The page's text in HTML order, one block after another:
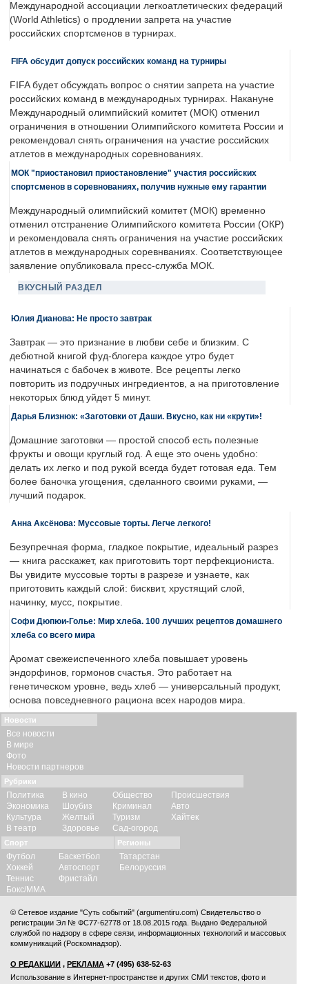
Международной ассоциации легкоатлетических федераций
(World Athletics) о продлении запрета на участие
российских спортсменов в турнирах.
FIFA обсудит допуск российских команд на турниры
FIFA будет обсуждать вопрос о снятии запрета на участие
российских команд в международных турнирах. Накануне
Международный олимпийский комитет (МОК) отменил
ограничения в отношении Олимпийского комитета России и
рекомендовал снять ограничения на участие российских
атлетов в международных соревнованиях.
МОК "приостановил приостановление" участия российских
спортсменов в соревнованиях, получив нужные ему гарантии
Международный олимпийский комитет (МОК) временно
отменил отстранение Олимпийского комитета России (ОКР)
и рекомендовала снять ограничения на участие российских
атлетов в международных соревнваниях. Соответствующее
заявление опубликовала пресс-служба МОК.
ВКУСНЫЙ РАЗДЕЛ
Юлия Дианова: Не просто завтрак
Завтрак — это признание в любви себе и близким. С
дебютной книгой фуд-блогера каждое утро будет
начинаться с бабочек в животе. Все рецепты легко
повторить из подручных ингредиентов, а на приготовление
некоторых блюд уйдет 5 минут.
Дарья Близнюк: «Заготовки от Даши. Вкусно, как ни «крути»!
Домашние заготовки — простой способ есть полезные
фрукты и овощи круглый год. А еще это очень удобно:
делать их легко и под рукой всегда будет готовая еда. Тем
более баночка угощения, сделанного своими руками, —
лучший подарок.
Анна Аксёнова: Муссовые торты. Легче легкого!
Безупречная форма, гладкое покрытие, идеальный разрез
— книга расскажет, как приготовить торт перфекциониста.
Вы увидите муссовые торты в разрезе и узнаете, как
приготовить каждый слой: бисквит, хрустящий слой,
начинку, мусс, покрытие.
Софи Дюпюи-Голье: Мир хлеба. 100 лучших рецептов домашнего
хлеба со всего мира
Аромат свежеиспеченного хлеба повышает уровень
эндорфинов, гормонов счастья. Это работает на
генетическом уровне, ведь хлеб — универсальный продукт,
основа повседневного рациона всех народов мира.
Новости
Все новости
В мире
Фото
Новости партнеров
Рубрики
Политика
Экономика
Культура
В театр
В кино
Шоубиз
Желтый
Здоровье
Общество
Криминал
Туризм
Сад-огород
Происшествия
Авто
Хайтек
Спорт
Футбол
Хоккей
Теннис
Бокс/ММА
Баскетбол
Автоспорт
Фристайл
Регионы
Татарстан
Белоруссия
© Сетевое издание "Суть событий" (argumentiru.com) Свидетельство о
регистрации Эл № ФС77-62778 от 18.08.2015 года. Выдано Федеральной
службой по надзору в сфере связи, информационных технологий и массовых
коммуникаций (Роскомнадзор).
О РЕДАКЦИИ , РЕКЛАМА +7 (495) 638-52-63
Использование в Интернет-пространстве и других СМИ текстов, фото и